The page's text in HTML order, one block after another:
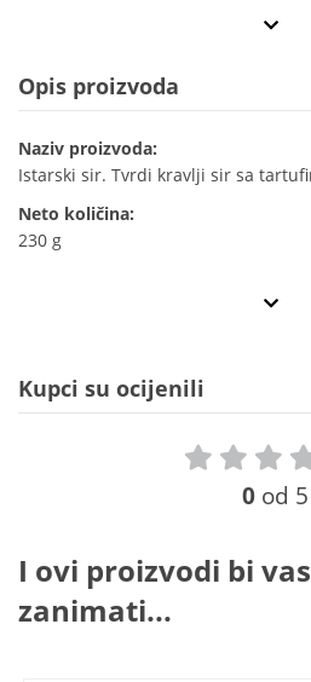
Opis proizvoda
Naziv proizvoda:
Istarski sir. Tvrdi kravlji sir sa
Neto količina:
230 g
Kupci su ocijenili
0 od 5
I ovi proizvodi bi
zanimati...